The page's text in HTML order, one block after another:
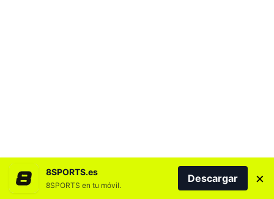
8SPORTS.es
8SPORTS en tu móvil.
Descargar ×